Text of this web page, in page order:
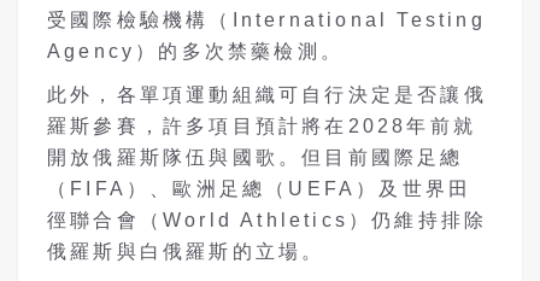
受國際檢驗機構（International Testing
Agency）的多次禁藥檢測。
此外，各單項運動組織可自行決定是否讓俄
羅斯參賽，許多項目預計將在2028年前就
開放俄羅斯隊伍與國歌。但目前國際足總
（FIFA）、歐洲足總（UEFA）及世界田
徑聯合會（World Athletics）仍維持排除
俄羅斯與白俄羅斯的立場。